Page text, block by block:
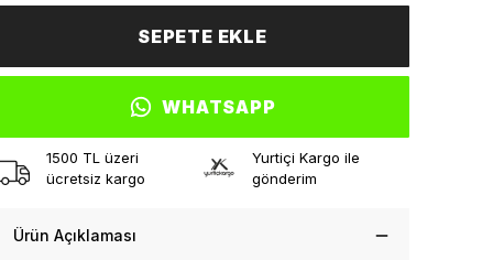
SEPETE EKLE
WHATSAPP
1500 TL üzeri
ücretsiz kargo
Yurtiçi Kargo ile
gönderim
Ürün Açıklaması